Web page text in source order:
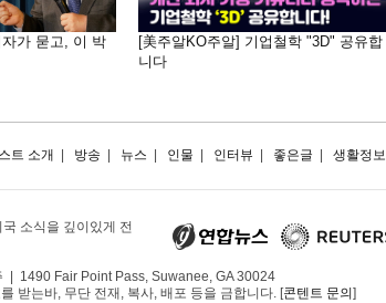
가 묻고, 이 박
[美주알KO주알] 기업철학 "3D" 공유합
니다
트 소개 방송 뉴스 인물 인터뷰 좋은글 생활정보
소식을 깊이있게 전
| 1490 Fair Point Pass, Suwanee, GA 30024
받는바, 무단 전재, 복사, 배포 등을 금합니다. [콘텐트 문의 ]